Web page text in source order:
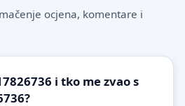
ocjena, komentare i
i tko me zvao s